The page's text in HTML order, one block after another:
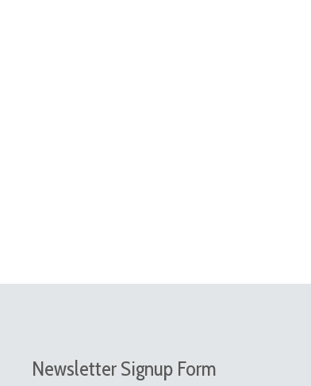
Newsletter Signup Form